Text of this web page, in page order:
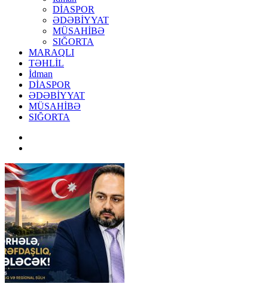
DİASPOR
ƏDƏBİYYAT
MÜSAHİBƏ
SIĞORTA
MARAQLI
TƏHLİL
İdman
DİASPOR
ƏDƏBİYYAT
MÜSAHİBƏ
SIĞORTA